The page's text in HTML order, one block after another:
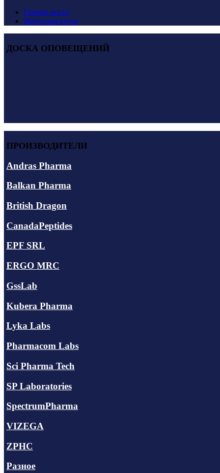
Гормон роста
Жиросжигатели
ДОСКА ОПОВЕЩЕНИЙ
ПРОИЗВОДИТЕЛИ
Andras Pharma
Balkan Pharma
British Dragon
CanadaPeptides
EPF SRL
ERGO MRC
GssLab
Kubera Pharma
Lyka Labs
Pharmacom Labs
Sci Pharma Tech
SP Laboratories
SpectrumPharma
VIZEGA
ZPHC
Разное